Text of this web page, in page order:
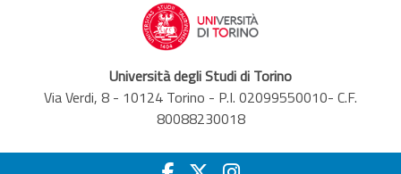
Università degli Studi di Torino
Via Verdi, 8 - 10124 Torino - P.I. 02099550010- C.F.
80088230018